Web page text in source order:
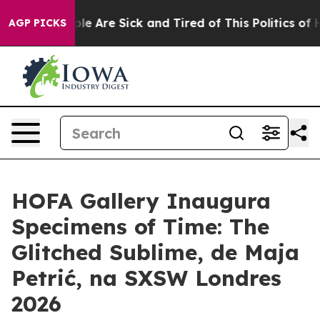
AGP PICKS
“People Are Sick and Tired of This Politics of
HOFA Gallery Inaugura
Specimens of Time: The
Glitched Sublime, de Maja
Petrić, na SXSW Londres
2026